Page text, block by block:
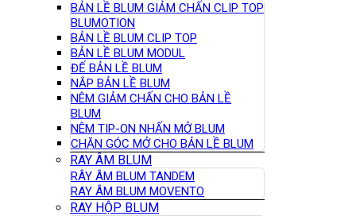
BẢN LỀ BLUM GIẢM CHẤN CLIP TOP
BLUMOTION
BẢN LỀ BLUM CLIP TOP
BẢN LỀ BLUM MODUL
ĐẾ BẢN LỀ BLUM
NẮP BẢN LỀ BLUM
NÊM GIẢM CHẤN CHO BẢN LỀ
BLUM
NÊM TIP-ON NHẤN MỞ BLUM
CHẶN GÓC MỞ CHO BẢN LỀ BLUM
RAY ÂM BLUM
RÂY ÂM BLUM TANDEM
RAY ÂM BLUM MOVENTO
RAY HỘP BLUM